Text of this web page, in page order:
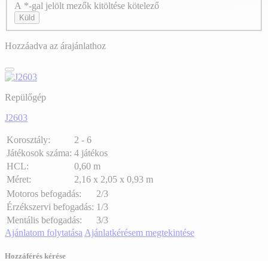
A *-gal jelölt mezők kitöltése kötelező
Küld
Hozzáadva az árajánlathoz
Repülőgép
J2603
Korosztály:
2 - 6
Játékosok száma: 4 játékos
HCL:
0,60 m
Méret:
2,16 x 2,05 x 0,93 m
Motoros befogadás:
2/3
Érzékszervi befogadás: 1/3
Mentális befogadás:
3/3
Ajánlatom folytatása Ajánlatkérésem megtekintése
Hozzáférés kérése